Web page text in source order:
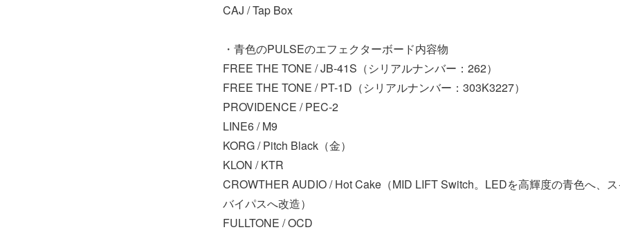
CAJ / Tap Box
・青色のPULSEのエフェクターボード内容物
FREE THE TONE / JB-41S（シリアルナンバー：262）
FREE THE TONE / PT-1D（シリアルナンバー：303K3227）
PROVIDENCE / PEC-2
LINE6 / M9
KORG / Pitch Black（金）
KLON / KTR
CROWTHER AUDIO / Hot Cake（MID LIFT Switch。LEDを高輝度の青色へ、
バイパスへ改造）
FULLTONE / OCD